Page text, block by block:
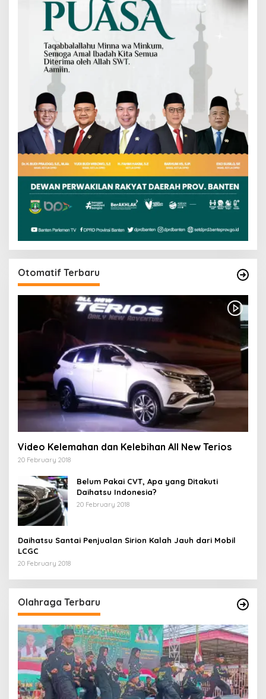
Otomatif Terbaru
Video Kelemahan dan Kelebihan All New Terios
20 February 2018
Belum Pakai CVT, Apa yang Ditakuti
Daihatsu Indonesia?
20 February 2018
Daihatsu Santai Penjualan Sirion Kalah Jauh dari Mobil
LCGC
20 February 2018
Olahraga Terbaru